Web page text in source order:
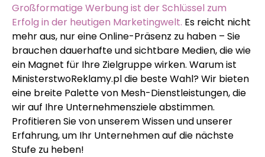
Großformatige Werbung ist der Schlüssel zum
Erfolg in der heutigen Marketingwelt. Es reicht nicht
mehr aus, nur eine Online-Präsenz zu haben – Sie
brauchen dauerhafte und sichtbare Medien, die wie
ein Magnet für Ihre Zielgruppe wirken. Warum ist
MinisterstwoReklamy.pl die beste Wahl? Wir bieten
eine breite Palette von Mesh-Dienstleistungen, die
wir auf Ihre Unternehmensziele abstimmen.
Profitieren Sie von unserem Wissen und unserer
Erfahrung, um Ihr Unternehmen auf die nächste
Stufe zu heben!